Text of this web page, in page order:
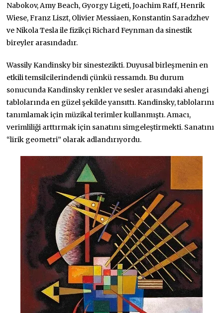
Nabokov, Amy Beach, Gyorgy Ligeti, Joachim Raff, Henrik
Wiese, Franz Liszt, Olivier Messiaen, Konstantin Saradzhev
ve Nikola Tesla ile fizikçi Richard Feynman da sinestik
bireyler arasındadır.
Wassily Kandinsky bir sinestezikti. Duyusal birleşmenin en
etkili temsilcilerindendi çünkü ressamdı. Bu durum
sonucunda Kandinsky renkler ve sesler arasındaki ahengi
tablolarında en güzel şekilde yansıttı. Kandinsky, tablolarını
tanımlamak için müzikal terimler kullanmıştı. Amacı,
verimliliği arttırmak için sanatını simgeleştirmekti. Sanatını
“lirik geometri” olarak adlandırıyordu.